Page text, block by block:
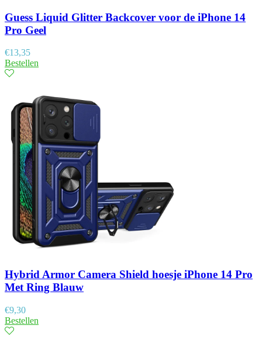
Guess Liquid Glitter Backcover voor de iPhone 14
Pro Geel
€13,35
Bestellen
Hybrid Armor Camera Shield hoesje iPhone 14 Pro
Met Ring Blauw
€9,30
Bestellen